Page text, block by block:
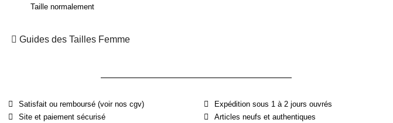
Taille normalement
Guides des Tailles Femme
Satisfait ou remboursé (voir nos cgv)
Site et paiement sécurisé
Expédition sous 1 à 2 jours ouvrés
Articles neufs et authentiques